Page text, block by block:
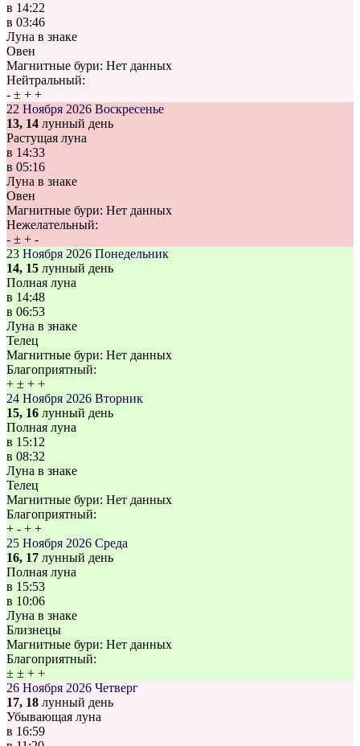
в 14:22
в 03:46
Луна в знаке
Овен
Магнитные бури: Нет данных
Нейтральный:
- ± + +
22 Ноября 2026 Воскресенье
13, 14 лунный день
Растущая луна
в 14:33
в 05:16
Луна в знаке
Овен
Магнитные бури: Нет данных
Нежелательный:
- ± + -
23 Ноября 2026 Понедельник
14, 15 лунный день
Полная луна
в 14:48
в 06:53
Луна в знаке
Телец
Магнитные бури: Нет данных
Благоприятный:
+ ± + +
24 Ноября 2026 Вторник
15, 16 лунный день
Полная луна
в 15:12
в 08:32
Луна в знаке
Телец
Магнитные бури: Нет данных
Благоприятный:
+ - + +
25 Ноября 2026 Среда
16, 17 лунный день
Полная луна
в 15:53
в 10:06
Луна в знаке
Близнецы
Магнитные бури: Нет данных
Благоприятный:
± ± + +
26 Ноября 2026 Четверг
17, 18 лунный день
Убывающая луна
в 16:59